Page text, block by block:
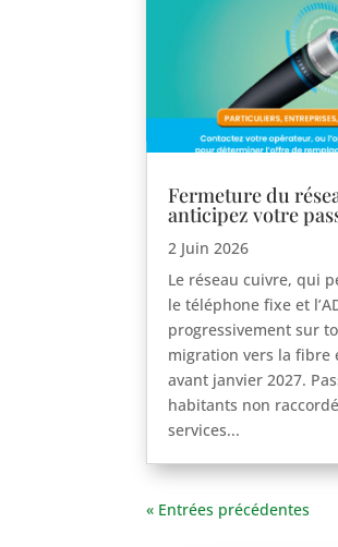
Fermeture du
anticipez votre
2 Juin 2026
Le réseau cuivre, qui
le téléphone fixe et
progressivement sur
migration vers la fibre
avant janvier 2027.
habitants non
services...
« Entrées précédentes